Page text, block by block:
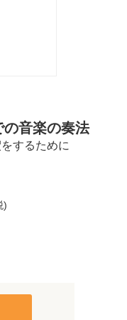
音楽の奏法
するために
)